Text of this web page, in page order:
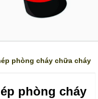
phòng cháy chữa cháy
phòng cháy